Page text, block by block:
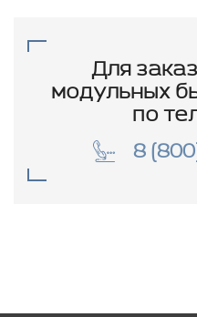
Для
модульных
по
8